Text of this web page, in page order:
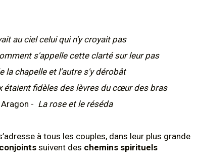
au ciel celui qui n'y croyait pas
s'appelle cette clarté sur leur pas
la chapelle et l'autre s'y dérobât
étaient fidèles des lèvres du cœur des bras
- La rose et le réséda
à tous les couples, dans leur plus grande
conjoints suivent des chemins spirituels